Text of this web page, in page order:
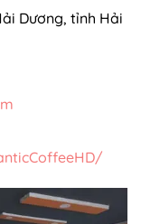
Dương, tỉnh Hải